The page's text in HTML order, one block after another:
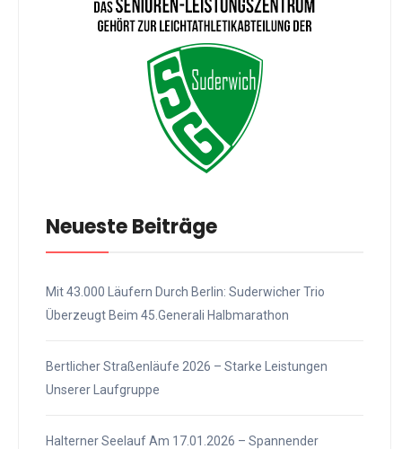
Neueste Beiträge
Mit 43.000 Läufern Durch Berlin: Suderwicher Trio
Überzeugt Beim 45.Generali Halbmarathon
Bertlicher Straßenläufe 2026 – Starke Leistungen
Unserer Laufgruppe
Halterner Seelauf Am 17.01.2026 – Spannender